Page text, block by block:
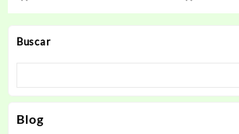
Buscar
Blog